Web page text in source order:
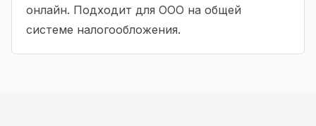
онлайн. Подходит для ООО на общей
системе налогообложения.